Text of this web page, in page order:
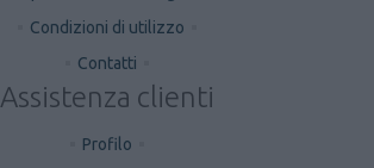
Condizioni di utilizzo
Contatti
Assistenza clienti
Profilo